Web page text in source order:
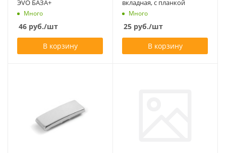
ЭVO БАЗА+
Много
46 руб./шт
В корзину
вкладная, с планкой
Много
25 руб./шт
В корзину